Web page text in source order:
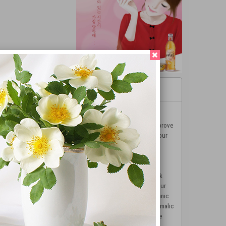
JINRO MAEHWASOO
Sweet Story about Plum
Rich with vitamins, plums improve
blood circulation and keep your
skin firm. It also contains
pyruvate, which has a
detoxification effect that is
beneficial to the liver. Its weak
alkalinity can also improve your
constitution. Containing organic
acids such as citric acid and malic
acid, green plums also relieve